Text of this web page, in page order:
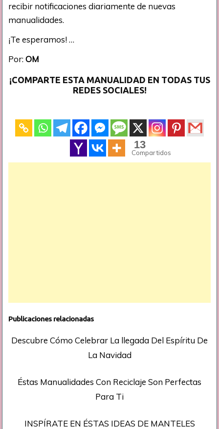
recibir notificaciones diariamente de nuevas
manualidades.
¡Te esperamos! …
Por:OM
¡COMPARTE ESTA MANUALIDAD EN TODAS TUS
REDES SOCIALES!
13
Compartidos
Publicaciones relacionadas
Descubre Cómo Celebrar La llegada Del Espíritu De
La Navidad
Éstas Manualidades Con Reciclaje Son Perfectas
Para Ti
INSPÍRATE EN ÉSTAS IDEAS DE MANTELES